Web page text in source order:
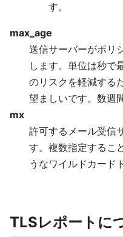
す。
max_age
送信サーバーがポリ
します。単位は秒で
のリスクを軽減する
望ましいです。数週
mx
許可するメール受信
す。複数指定するこ
うなワイルドカード
TLSレポートに